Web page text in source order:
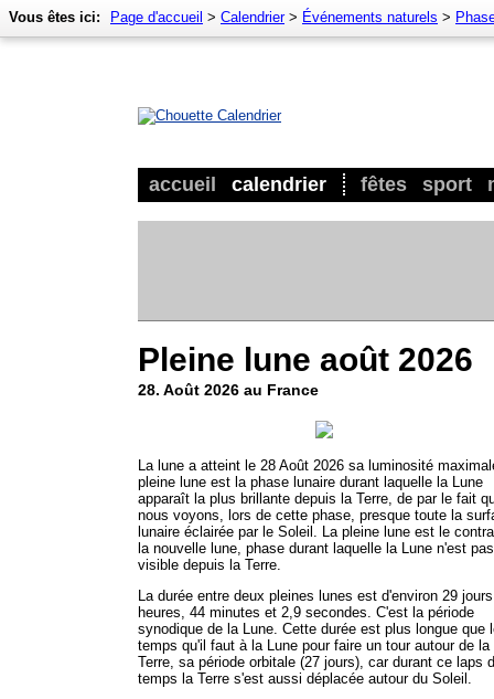
accueil calendrier fêtes sport
Vous êtes ici: Page d'accueil > Calendrier> Événements naturels >
Pleine lune août 2026
28. Août 2026 au France
La lune a atteint le 28 Août 2026 sa luminosité
pleine lune est la phase lunaire durant laquelle la Lune
apparaît la plus brillante depuis la Terre, de par le fait
nous voyons, lors de cette phase, presque toute la
lunaire éclairée par le Soleil. La pleine lune est le
la nouvelle lune, phase durant laquelle la Lune n'est pas
visible depuis la Terre.
La durée entre deux pleines lunes est d'environ 29
heures, 44 minutes et 2,9 secondes. C'est la période
synodique de la Lune. Cette durée est plus longue que
temps qu'il faut à la Lune pour faire un tour autour de la
Terre, sa période orbitale (27 jours), car durant ce laps
temps la Terre s'est aussi déplacée autour du Soleil.